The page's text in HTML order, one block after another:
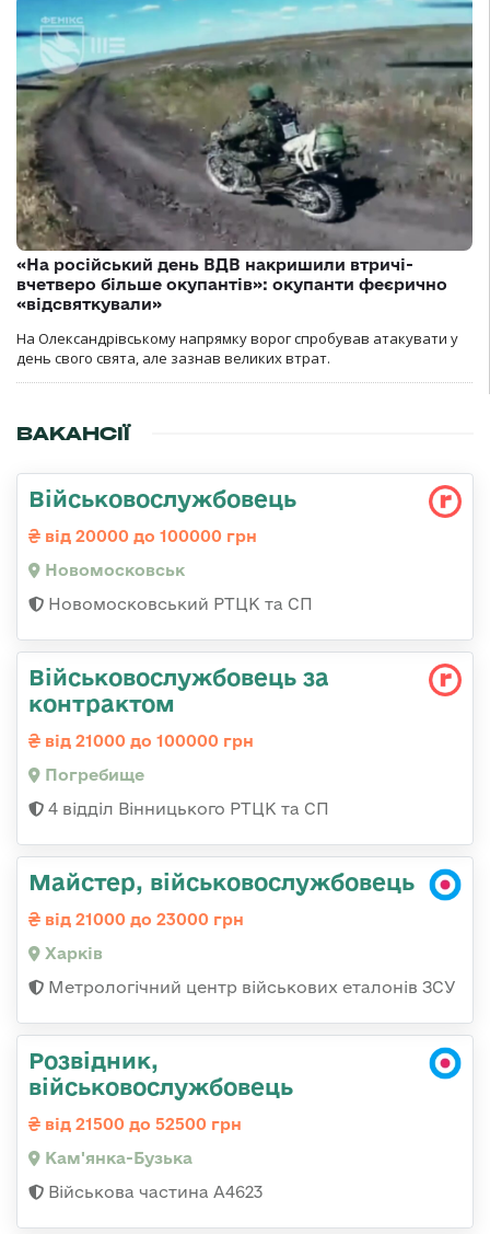
«На російський день ВДВ накришили втричі-
вчетверо більше окупантів»: окупанти феєрично
«відсвяткували»
На Олександрівському напрямку ворог спробував атакувати у
день свого свята, але зазнав великих втрат.
ВАКАНСІЇ
Військовослужбовець
від 20000 до 100000 грн
Новомосковськ
Новомосковський РТЦК та СП
Військовослужбовець за
контрактом
від 21000 до 100000 грн
Погребище
4 відділ Вінницького РТЦК та СП
Майстер, військовослужбовець
від 21000 до 23000 грн
Харків
Метрологічний центр військових еталонів ЗСУ
Розвідник,
військовослужбовець
від 21500 до 52500 грн
Кам'янка-Бузька
Військова частина А4623